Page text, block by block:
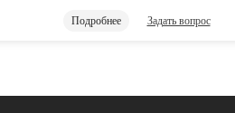
Подробнее Задать вопрос